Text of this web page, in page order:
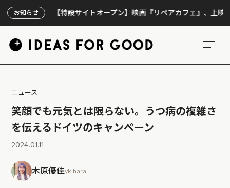
お知らせ
【特設サイトオープン】映画『リペアカフェ』、上映300回の先
ニュース
笑顔でも元気とは限らない。うつ病の複雑さ
を伝えるドイツのキャンペーン
2024.01.11
木原優佳ykihara